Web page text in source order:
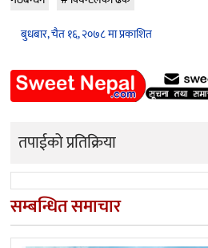
बुधबार, चैत १६, २०७८ मा प्रकाशित
तपाईको प्रतिक्रिया
सम्बन्धित समाचार